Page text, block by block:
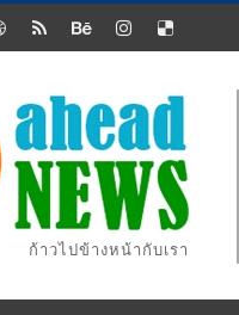
ก้าวไปข้างหน้ากับเรา